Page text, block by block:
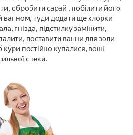
обробити сарай , побілити його
вапном, туди додати ще хлорки
гнізда, підстилку замінити,
поставити ванни для золи
кури постійно купалися, воші
спеки.